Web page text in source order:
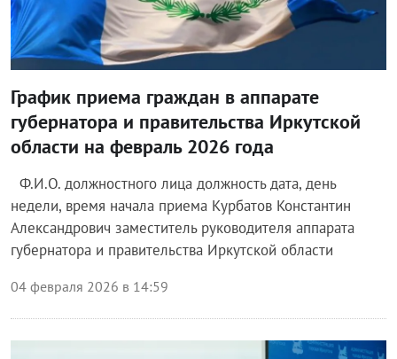
График приема граждан в аппарате
губернатора и правительства Иркутской
области на февраль 2026 года
Ф.И.О. должностного лица должность дата, день
недели, время начала приема Курбатов Константин
Александрович заместитель руководителя аппарата
губернатора и правительства Иркутской области
04 февраля 2026 в 14:59